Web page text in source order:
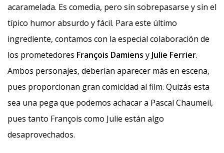
acaramelada. Es comedia, pero sin sobrepasarse y sin el
típico humor absurdo y fácil. Para este último
ingrediente, contamos con la especial colaboración de
los prometedores François Damiens y Julie Ferrier.
Ambos personajes, deberían aparecer más en escena,
pues proporcionan gran comicidad al film. Quizás esta
sea una pega que podemos achacar a Pascal Chaumeil,
pues tanto François como Julie están algo
desaprovechados.